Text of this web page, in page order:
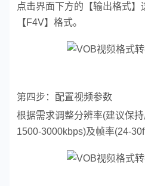
点击界面下方的【输出格式
【F4V】格式。
第四步：配置视频参数
根据需求调整分辨率(建议保
1500-3000kbps)及帧率(24-